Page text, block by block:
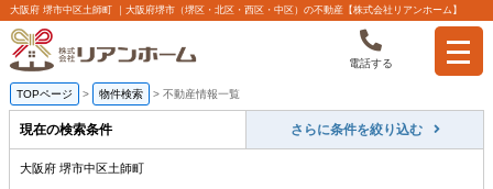
大阪府 堺市中区土師町 ｜大阪府堺市（堺区・北区・西区・中区）の不動産【株式会社リアンホーム】
電話する
TOPページ > 物件検索 > 不動産情報一覧
現在の検索条件 さらに条件を絞り込む
大阪府 堺市中区土師町